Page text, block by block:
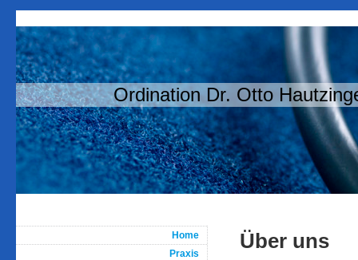
Ordination Dr. Otto
Über uns
Home
Praxis